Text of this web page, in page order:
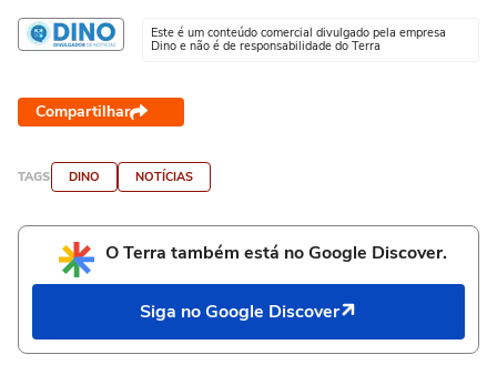
Este é um conteúdo comercial divulgado pela empresa
Dino e não é de responsabilidade do Terra
Compartilhar
TAGS DINO NOTÍCIAS
O Terra também está no Google Discover.
Siga no Google Discover